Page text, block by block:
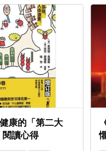
康的「第二大
讀心得